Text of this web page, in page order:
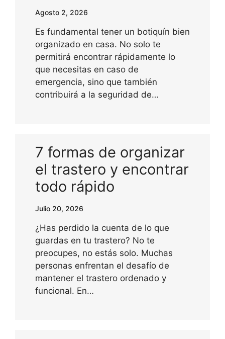
Agosto 2, 2026
Es fundamental tener un botiquín bien
organizado en casa. No solo te
permitirá encontrar rápidamente lo
que necesitas en caso de
emergencia, sino que también
contribuirá a la seguridad de…
7 formas de organizar
el trastero y encontrar
todo rápido
Julio 20, 2026
¿Has perdido la cuenta de lo que
guardas en tu trastero? No te
preocupes, no estás solo. Muchas
personas enfrentan el desafío de
mantener el trastero ordenado y
funcional. En…